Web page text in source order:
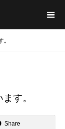
す。
Share